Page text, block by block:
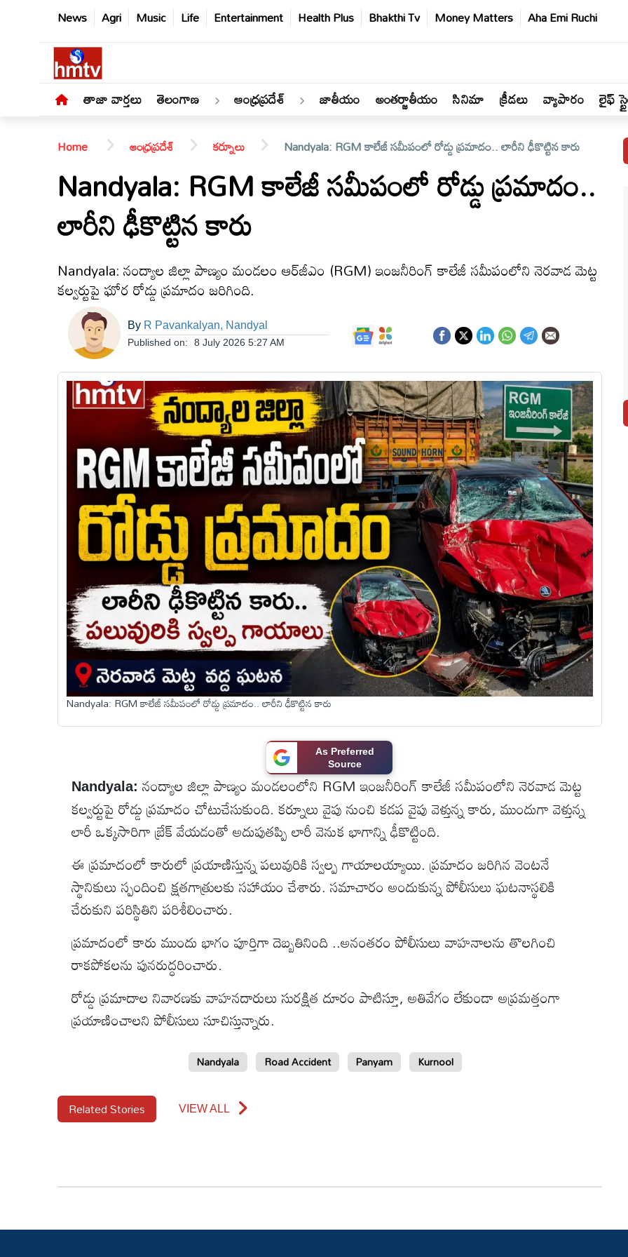
News Agri Music Life Entertainment Health Plus Bhakthi Tv Money Matters Aha Emi Ruchi
తాజా వార్తలు తెలంగాణ ఆంధ్రప్రదేశ్ జాతీయం అంతర్జాతీయం సినిమా క్రీడలు వ్యాపారం లైఫ్
తెలంగాణ
ఆంధ్రప్రదేశ్
అంతర్జాతీయం
వ్యవసాయం
ఆటోమొబైల్
ఫోటోలు
రిలీజ్
Home ఆంధ్రప్రదేశ్ కర్నూలు Nandyala: RGM కాలేజీ సమీపంలో రోడ్డు ప్రమాదం.. లారీని ఢీకొట్టిన కారు
Nandyala: RGM కాలేజీ సమీపంలో రోడ్డు ప్రమాదం..
లారీని ఢీకొట్టిన కారు
Nandyala: నంద్యాల జిల్లా పాణ్యం మండలం ఆర్‌జీఎం (RGM) ఇంజనీరింగ్ కాలేజీ సమీపంలోని నెరవాడ మెట్ట
కల్వర్టుపై ఘోర రోడ్డు ప్రమాదం జరిగింది.
By R Pavankalyan, Nandyal
Published on: 8 July 2026 5:27 AM
Nandyala: RGM కాలేజీ సమీపంలో రోడ్డు ప్రమాదం.. లారీని ఢీకొట్టిన కారు
As Preferred
Source
Nandyala: నంద్యాల జిల్లా పాణ్యం మండలంలోని RGM ఇంజనీరింగ్ కాలేజీ సమీపంలోని నెరవాడ మెట్ట
కల్వర్టుపై రోడ్డు ప్రమాదం చోటుచేసుకుంది. కర్నూలు వైపు నుంచి కడప వైపు వెళ్తున్న కారు, ముందుగా వెళ్తున్న
లారీ ఒక్కసారిగా బ్రేక్ వేయడంతో అదుపుతప్పి లారీ వెనుక భాగాన్ని ఢీకొట్టింది.
ఈ ప్రమాదంలో కారులో ప్రయాణిస్తున్న పలువురికి స్వల్ప గాయాలయ్యాయి. ప్రమాదం జరిగిన వెంటనే
స్థానికులు స్పందించి క్షతగాత్రులకు సహాయం చేశారు. సమాచారం అందుకున్న పోలీసులు ఘటనాస్థలికి
చేరుకుని పరిస్థితిని పరిశీలించారు.
ప్రమాదంలో కారు ముందు భాగం పూర్తిగా దెబ్బతినింది ..అనంతరం పోలీసులు వాహనాలను తొలగించి
రాకపోకలను పునరుద్ధరించారు.
రోడ్డు ప్రమాదాల నివారణకు వాహనదారులు సురక్షిత దూరం పాటిస్తూ, అతివేగం లేకుండా అప్రమత్తంగా
ప్రయాణించాలని పోలీసులు సూచిస్తున్నారు.
Nandyala Road Accident Panyam Kurnool
Related Stories VIEW ALL